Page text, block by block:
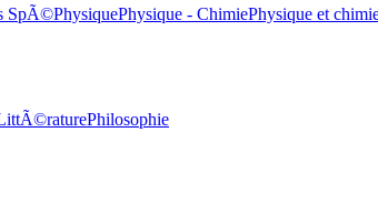
SpÃ©PhysiquePhysique - ChimiePhysique et
Philosophie